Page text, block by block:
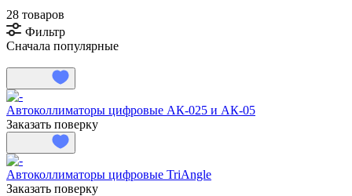
28 товаров
Фильтр
Сначала популярные
Автоколлиматоры цифровые АК-025 и АК-05
Заказать поверку
Автоколлиматоры цифровые TriAngle
Заказать поверку